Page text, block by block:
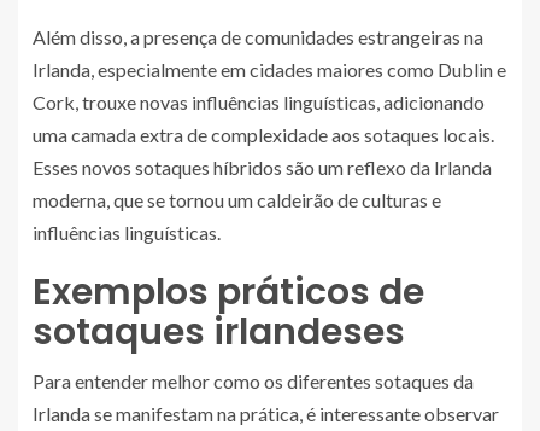
Além disso, a presença de comunidades estrangeiras na
Irlanda, especialmente em cidades maiores como Dublin e
Cork, trouxe novas influências linguísticas, adicionando
uma camada extra de complexidade aos sotaques locais.
Esses novos sotaques híbridos são um reflexo da Irlanda
moderna, que se tornou um caldeirão de culturas e
influências linguísticas.
Exemplos práticos de
sotaques irlandeses
Para entender melhor como os diferentes sotaques da
Irlanda se manifestam na prática, é interessante observar